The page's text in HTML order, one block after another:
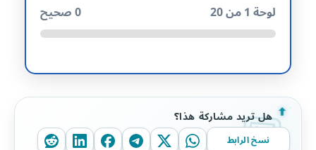
لوحة1من 20 0صحيح
هل تريد مشاركة هذا؟
نسخ الرابط